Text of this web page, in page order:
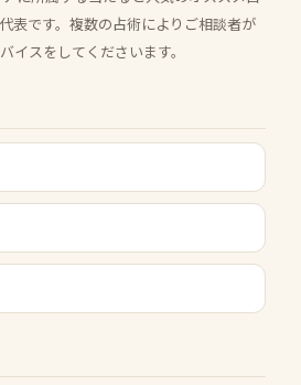
表です。複数の占術によりご相談者が
イスをしてくださいます。